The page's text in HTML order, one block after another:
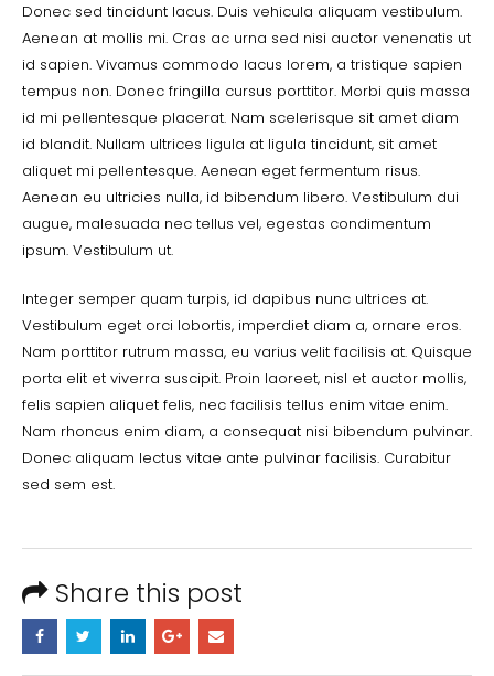
Donec sed tincidunt lacus. Duis vehicula aliquam vestibulum.
Aenean at mollis mi. Cras ac urna sed nisi auctor venenatis ut
id sapien. Vivamus commodo lacus lorem, a tristique sapien
tempus non. Donec fringilla cursus porttitor. Morbi quis massa
id mi pellentesque placerat. Nam scelerisque sit amet diam
id blandit. Nullam ultrices ligula at ligula tincidunt, sit amet
aliquet mi pellentesque. Aenean eget fermentum risus.
Aenean eu ultricies nulla, id bibendum libero. Vestibulum dui
augue, malesuada nec tellus vel, egestas condimentum
ipsum. Vestibulum ut.
Integer semper quam turpis, id dapibus nunc ultrices at.
Vestibulum eget orci lobortis, imperdiet diam a, ornare eros.
Nam porttitor rutrum massa, eu varius velit facilisis at. Quisque
porta elit et viverra suscipit. Proin laoreet, nisl et auctor mollis,
felis sapien aliquet felis, nec facilisis tellus enim vitae enim.
Nam rhoncus enim diam, a consequat nisi bibendum pulvinar.
Donec aliquam lectus vitae ante pulvinar facilisis. Curabitur
sed sem est.
Share this post